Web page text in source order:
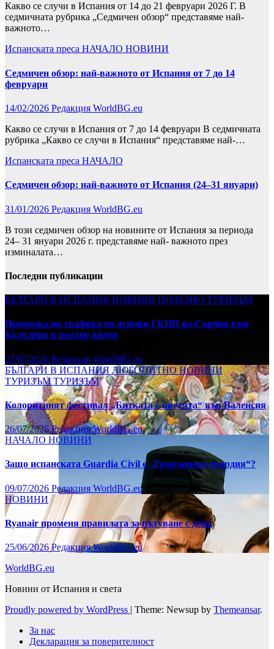
Какво се случи в Испания от 14 до 21 февруари 2026 Г. В
седмичната рубрика „Седмичен обзор“ представяме най-
важното…
Испанската преса НАЧАЛО НОВИНИ
Седмичен обзор: най-важното от Испания от 7 до 14
февруари
14/02/2026 Редакция WorldBG.eu
Какво се случи в Испания от 7 до 14 февруари В седмичната
рубрика „Какво се случи в Испания“ представяме най-…
Испанската преса НАЧАЛО
Седмичен обзор: най-важното от Испания (24–31 януари)
31/01/2026 Редакция WorldBG.eu
В този седмичен обзор на новините от Испания за периода
24– 31 януари 2026 г. представяме най- важното през
изминалата…
Последни публикации
БЪЛГАРИ В ИСПАНИЯ НОВИНИ ПОЛЕЗНО ТУРИЗЪМ
Проверка на трафика по всички ГКПП на Сърбия към
България в реално време
27/07/2026 Редакция WorldBG.eu
БЪЛГАРИ В ИСПАНИЯ ЛЮБОПИТНОНОВИНИ
ТУРИЗЪМТУРИЗЪМ
Колоритният фестивал „Битката с цветята“ във Валенсия
26/07/2026Редакция WorldBG.eu
НАЧАЛО НОВИНИ
Защо испанската Guardia Civil е „Гражданска гвардия“?
09/07/2026 Редакция WorldBG.eu
НОВИНИ
Ryanair променя правилата за пътуване с деца
25/06/2026Редакция WorldBG.eu
WorldBG.eu
Новини от Испания и света
Proudly powered by WordPress | Theme: Newsup by Themeansar.
За нас
Декларация за поверителност